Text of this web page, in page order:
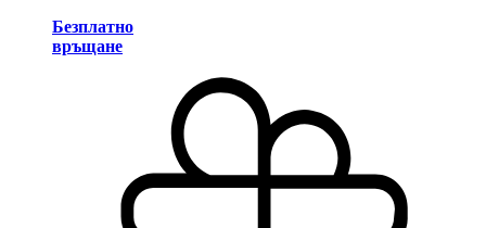
Безплатно
връщане